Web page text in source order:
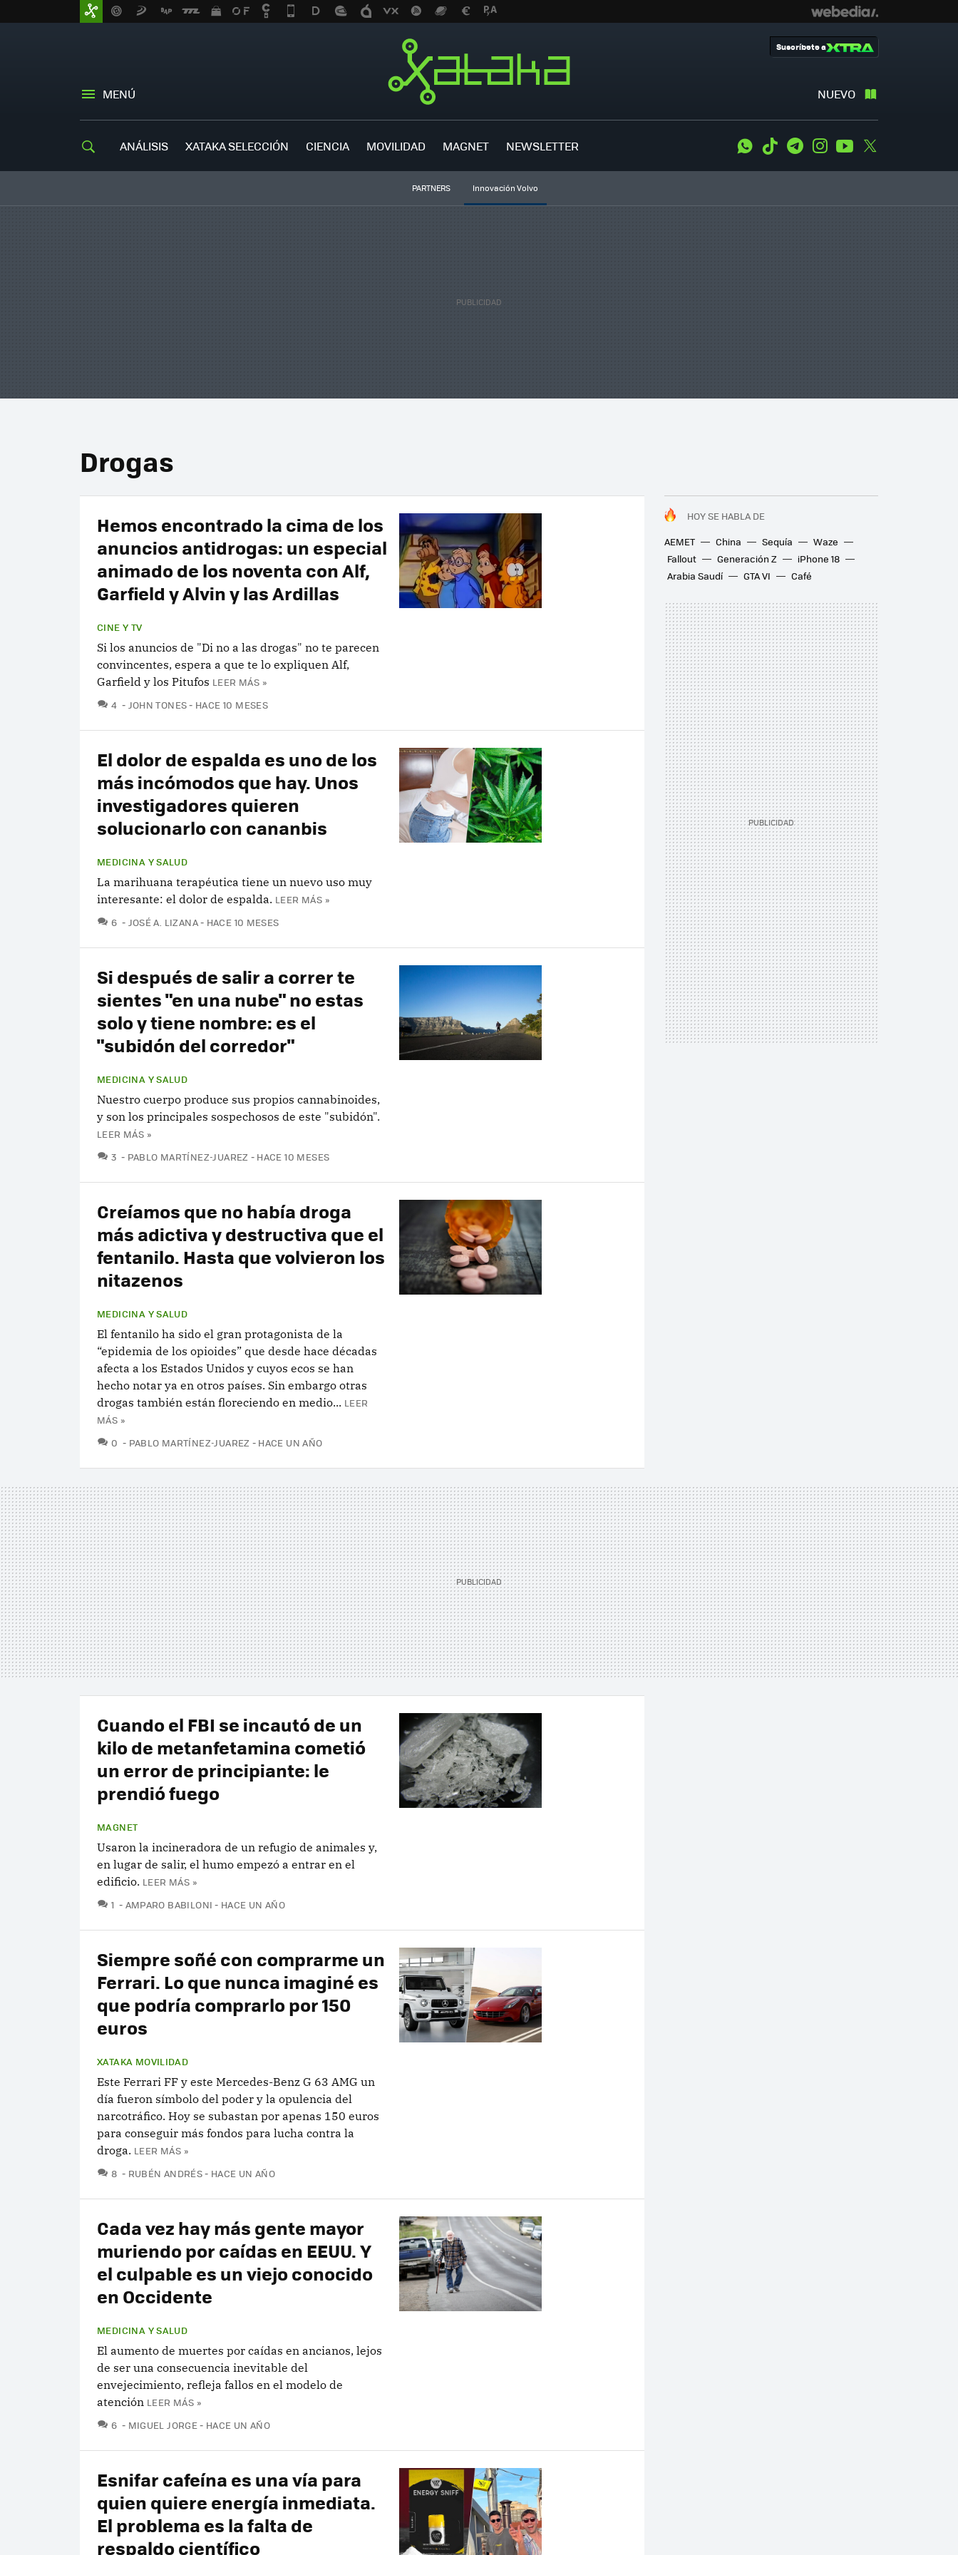
MENÚ NUEVO
Suscríbete a
ANÁLISIS XATAKA SELECCIÓN CIENCIA MOVILIDAD MAGNET NEWSLETTER WhatsApp
Tiktok TelegramInstagramYoutube
PARTNERS Innovación Volvo
Drogas
HOY SE HABLA DE
AEMET
China Sequía
Waze
Fallout
Generación Z
iPhone 18
Arabia Saudí
GTA VI Café
Hemos encontrado la cima de los
anuncios antidrogas: un especial
animado de los noventa con Alf,
Garfield y Alvin y las Ardillas
CINE Y TV
Si los anuncios de "Di no a las drogas" no te parecen
convincentes, espera a que te lo expliquen Alf,
Garfield y los Pitufos LEER MÁS »
4 COMENTARIOS
JOHN TONES HACE 10 MESES
El dolor de espalda es uno de los
más incómodos que hay. Unos
investigadores quieren
solucionarlo con cananbis
MEDICINA Y SALUD
La marihuana terapéutica tiene un nuevo uso muy
interesante: el dolor de espalda. LEER MÁS »
6 COMENTARIOS
JOSÉ A. LIZANA HACE 10 MESES
Si después de salir a correr te
sientes "en una nube" no estas
solo y tiene nombre: es el
"subidón del corredor"
MEDICINA Y SALUD
Nuestro cuerpo produce sus propios cannabinoides,
y son los principales sospechosos de este "subidón".
LEER MÁS »
3 COMENTARIOS
PABLO MARTÍNEZ-JUAREZ HACE 10 MESES
Creíamos que no había droga
más adictiva y destructiva que el
fentanilo. Hasta que volvieron los
nitazenos
MEDICINA Y SALUD
El fentanilo ha sido el gran protagonista de la
“epidemia de los opioides” que desde hace décadas
afecta a los Estados Unidos y cuyos ecos se han
hecho notar ya en otros países. Sin embargo otras
drogas también están floreciendo en medio... LEER
MÁS »
0 COMENTARIOS
PABLO MARTÍNEZ-JUAREZ HACE UN AÑO
Cuando el FBI se incautó de un
kilo de metanfetamina cometió
un error de principiante: le
prendió fuego
MAGNET
Usaron la incineradora de un refugio de animales y,
en lugar de salir, el humo empezó a entrar en el
edificio. LEER MÁS »
1 COMENTARIOS
AMPARO BABILONI HACE UN AÑO
Siempre soñé con comprarme un
Ferrari. Lo que nunca imaginé es
que podría comprarlo por 150
euros
XATAKA MOVILIDAD
Este Ferrari FF y este Mercedes-Benz G 63 AMG un
día fueron símbolo del poder y la opulencia del
narcotráfico. Hoy se subastan por apenas 150 euros
para conseguir más fondos para lucha contra la
droga. LEER MÁS »
8 COMENTARIOS
RUBÉN ANDRÉS HACE UN AÑO
Cada vez hay más gente mayor
muriendo por caídas en EEUU. Y
el culpable es un viejo conocido
en Occidente
MEDICINA Y SALUD
El aumento de muertes por caídas en ancianos, lejos
de ser una consecuencia inevitable del
envejecimiento, refleja fallos en el modelo de
atención LEER MÁS »
6 COMENTARIOS
MIGUEL JORGE HACE UN AÑO
Esnifar cafeína es una vía para
quien quiere energía inmediata.
El problema es la falta de
respaldo científico